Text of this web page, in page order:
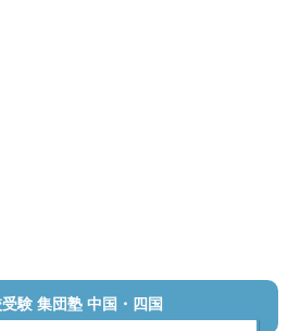
験 集団塾 中国・四国